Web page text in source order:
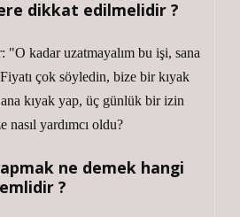
dikkat edilmelidir ?
"O kadar uzatmayalım bu işi, sana
çok söyledin, bize bir kıyak
kıyak yap, üç günlük bir izin
nasıl yardımcı oldu?
ne demek hangi
?